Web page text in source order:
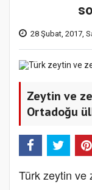
28 Şubat, 2017,
Zeytin ve
Ortadoğu
Türk zeytin ve